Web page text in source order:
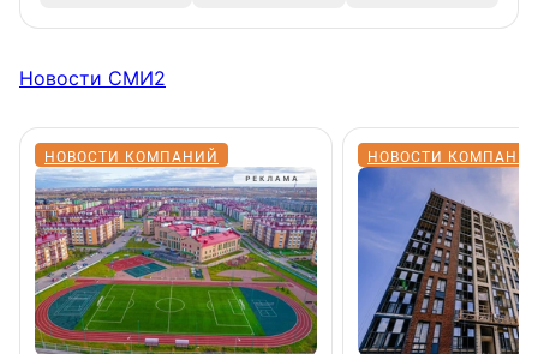
Новости СМИ2
НОВОСТИ КОМПАНИЙ НОВОСТИ